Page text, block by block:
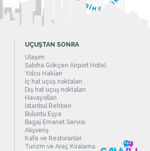
UÇUŞTAN SONRA
Ulaşım
Sabiha Gökçen Airport Hotel
Yolcu Hakları
İç hat uçuş noktaları
Dış hat uçuş noktaları
Havayolları
İstanbul Rehberi
Buluntu Eşya
Bagaj Emanet Servisi
Alışveriş
Kafe ve Restoranlar
Turizm ve Araç Kiralama